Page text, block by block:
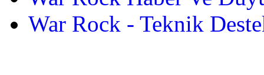
War Rock - Teknik